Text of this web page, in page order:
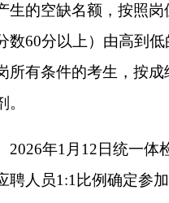
考察产生的空缺名额，按照
顺序等额递补。
。考察合格的拟聘用人员，
www.xjkz.gov.cn/)公示7
员，由用人单位电话通知，
聘人员到报考单位报到上